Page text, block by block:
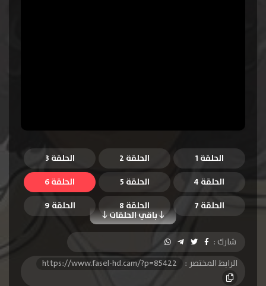
الحلقة 1 الحلقة 2
الحلقة 3
الحلقة 4
الحلقة 5 الحلقة 6
باقي الحلقات
الحلقة 7 الحلقة 8
الحلقة 9
الحلقة 11
الحلقة 12
شارك :
الرابط المختصر :
https://www.fasel-hd.cam/?p=85422